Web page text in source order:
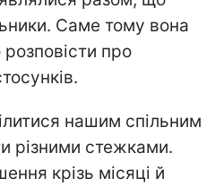
Саме тому вона
про
нашим спільним
різними стежками.
крізь місяці й